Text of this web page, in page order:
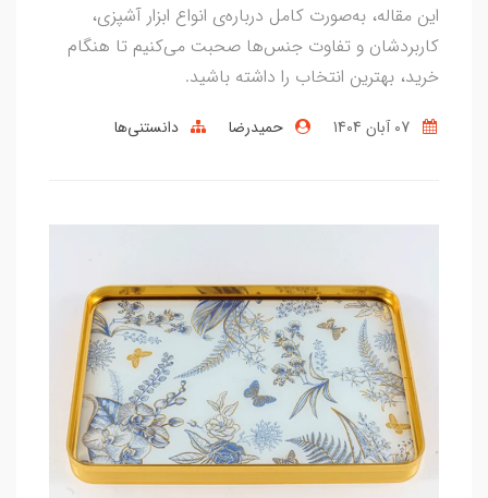
این مقاله، به‌صورت کامل درباره‌ی انواع ابزار آشپزی،
کاربردشان و تفاوت جنس‌ها صحبت می‌کنیم تا هنگام
خرید، بهترین انتخاب را داشته باشید.
حمیدرضا دانستنی‌ها